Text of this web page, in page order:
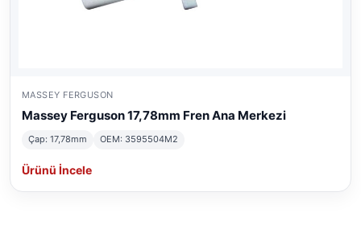
MASSEY FERGUSON
Massey Ferguson 17,78mm Fren Ana Merkezi
Çap: 17,78mm OEM: 3595504M2
Ürünü İncele